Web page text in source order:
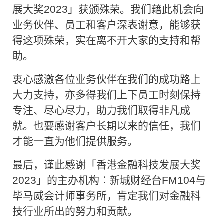
展大奖2023」获颁殊荣。我们藉此机会向
业务伙伴、员工和客户深表谢意，能够获
得这项殊荣，实在离不开大家的支持和帮
助。
衷心感激各位业务伙伴在我们的成功路上
大力支持，亦多得我们上下员工时刻保持
专注、尽心尽力，助力我们取得非凡成
就。也要感谢客户长期以来的信任，我们
才能一直为他们提供服务。
最后，谨此感谢「香港金融科技发展大奖
2023」的主办机构︰新城财经台FM104与
毕马威会计师事务所，肯定我们对金融科
技行业所出的努力和贡献。